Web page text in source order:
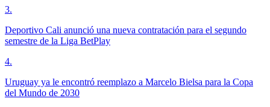
3.
Deportivo Cali anunció una nueva contratación para el segundo
semestre de la Liga BetPlay
4.
Uruguay ya le encontró reemplazo a Marcelo Bielsa para la Copa
del Mundo de 2030